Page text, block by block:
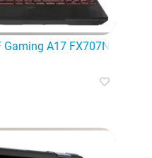
Gaming A17 FX707Nur-